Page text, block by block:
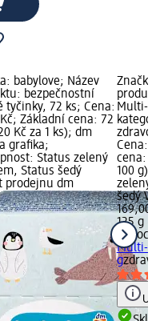
babylove; Název
bezpečnostní
tyčinky, 72 ks; Cena:
Základní cena: 72
Kč za 1 ks); dm
grafika;
Status zelený
Status šedý
prodejnu dm
Značka:
Multi-
Cena:
cena:
100 g);
zelený
šedý
169,00
125 g
Multi-
g